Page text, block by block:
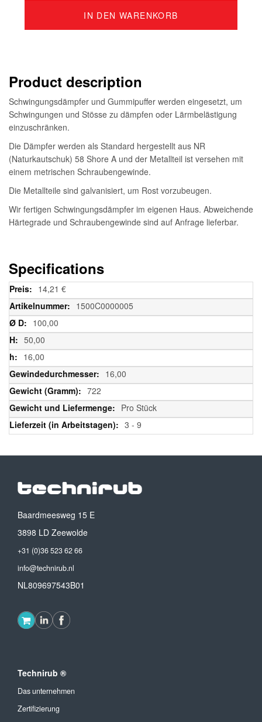
IN DEN WARENKORB
Product description
Schwingungsdämpfer und Gummipuffer werden eingesetzt, um
Schwingungen und Stösse zu dämpfen oder Lärmbelästigung
einzuschränken.
Die Dämpfer werden als Standard hergestellt aus NR
(Naturkautschuk) 58 Shore A und der Metallteil ist versehen mit
einem metrischen Schraubengewinde.
Die Metallteile sind galvanisiert, um Rost vorzubeugen.
Wir fertigen Schwingungsdämpfer im eigenen Haus. Abweichende
Härtegrade und Schraubengewinde sind auf Anfrage lieferbar.
Specifications
Weitere
Informationen
14,21 €
1500C0000005
100,00
50,00
16,00
16,00
722
Pro Stück
3 - 9
Baardmeesweg 15 E
3898 LD Zeewolde
+31 (0)36 523 62 66
info@technirub.nl
NL809697543B01
Technirub ®
Das unternehmen
Zertifizierung